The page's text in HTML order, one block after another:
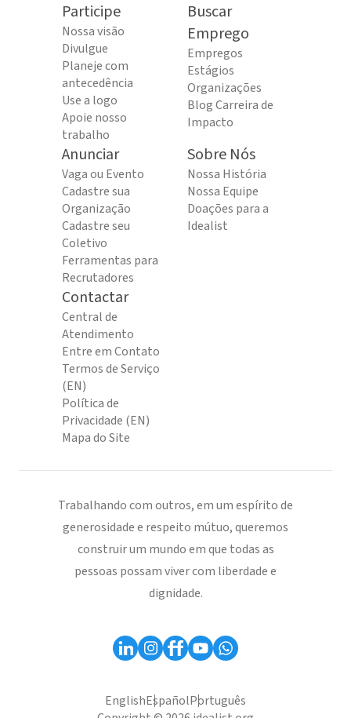
Participe
Nossa visão
Divulgue
Planeje com
antecedência
Use a logo
Apoie nosso
trabalho
Buscar
Emprego
Empregos
Estágios
Organizações
Blog Carreira de
Impacto
Anunciar
Vaga ou Evento
Cadastre sua
Organização
Cadastre seu
Coletivo
Ferramentas para
Recrutadores
Sobre Nós
Nossa História
Nossa Equipe
Doações para a
Idealist
Contactar
Central de
Atendimento
Entre em Contato
Termos de Serviço
(EN)
Política de
Privacidade (EN)
Mapa do Site
Trabalhando com outros, em um espírito de
generosidade e respeito mútuo, queremos
construir um mundo em que todas as
pessoas possam viver com liberdade e
dignidade.
EnglishEspañolPortuguês